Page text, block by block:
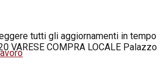
tutti gli aggiornamenti in tempo
VARESE COMPRA LOCALE Palazzo